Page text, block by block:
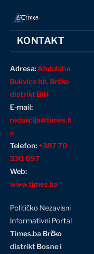
KONTAKT
Adresa: Abdulaha
Bukvice bb, Brčko
distrikt BiH
E-mail:
redakcija@times.b
a
Telefon:+387 70
330 097
Web:
www.times.ba
Političko Nezavisni
Informativni Portal
Times.ba Brčko
distrikt Bosne i